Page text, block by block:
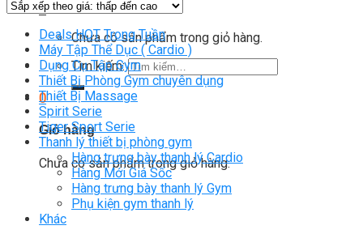
0
Chưa có sản phẩm trong giỏ hàng.
Tìm kiếm:
0
Giỏ hàng
Chưa có sản phẩm trong giỏ hàng.
Deals HOT Trong Tuần
Máy Tập Thể Dục ( Cardio )
Dụng Cụ Tập Gym
Thiết Bị Phòng Gym chuyên dụng
Thiết Bị Massage
Spirit Serie
Tiger Sport Serie
Thanh lý thiết bị phòng gym
Hàng trưng bày thanh lý Cardio
Hàng Mới Giá Sốc
Hàng trưng bày thanh lý Gym
Phụ kiện gym thanh lý
Khác